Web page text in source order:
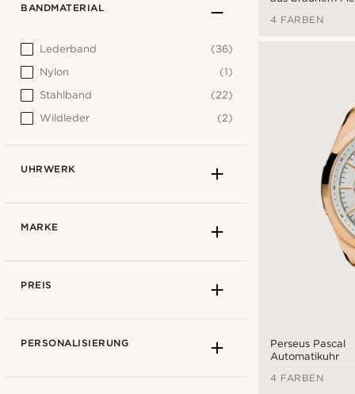
4 FARBEN
Perseus Pascal
Automatikuhr
4 FARBEN
BANDMATERIAL
Lederband
(36)
Nylon
(1)
Stahlband
(22)
Wildleder
(2)
UHRWERK
MARKE
PREIS
PERSONALISIERUNG